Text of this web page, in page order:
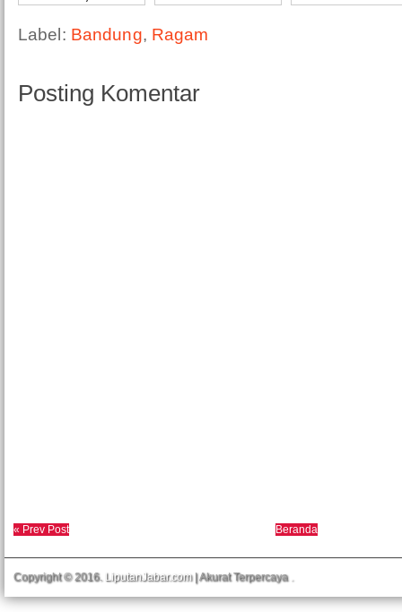
Label: Bandung, Ragam
Posting Komentar
« Prev Post Beranda
Copyright © 2016. LiputanJabar.com| Akurat Terpercaya